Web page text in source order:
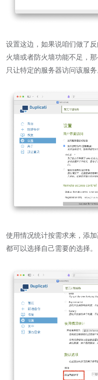
设置这边，如果说咱们做了
火墙或者防火墙功能不足，
只让特定的服务器访问该服务
使用情况统计按需求来，添
都可以选择自己需要的选择。